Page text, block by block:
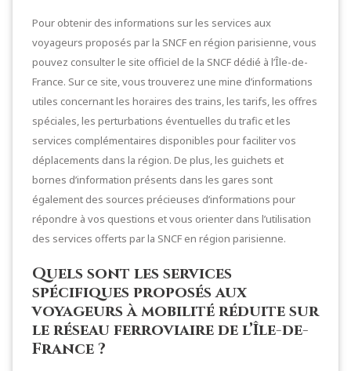
Pour obtenir des informations sur les services aux
voyageurs proposés par la SNCF en région parisienne, vous
pouvez consulter le site officiel de la SNCF dédié à l’Île-de-
France. Sur ce site, vous trouverez une mine d’informations
utiles concernant les horaires des trains, les tarifs, les offres
spéciales, les perturbations éventuelles du trafic et les
services complémentaires disponibles pour faciliter vos
déplacements dans la région. De plus, les guichets et
bornes d’information présents dans les gares sont
également des sources précieuses d’informations pour
répondre à vos questions et vous orienter dans l’utilisation
des services offerts par la SNCF en région parisienne.
Quels sont les services
spécifiques proposés aux
voyageurs à mobilité réduite sur
le réseau ferroviaire de l’Île-de-
France ?